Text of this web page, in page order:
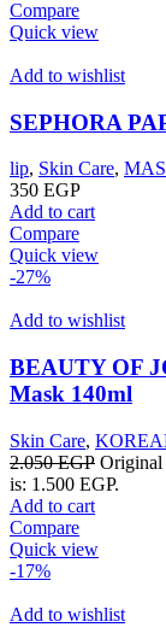
Compare
Quick view
Add to wishlist
SEPHORA
lip, Skin Care,
350 EGP
Add to cart
Compare
Quick view
-27%
Add to wishlist
BEAUTY OF
Mask 140ml
Skin Care,
2.050EGP Original
is: 1.500 EGP.
Add to cart
Compare
Quick view
-17%
Add to wishlist